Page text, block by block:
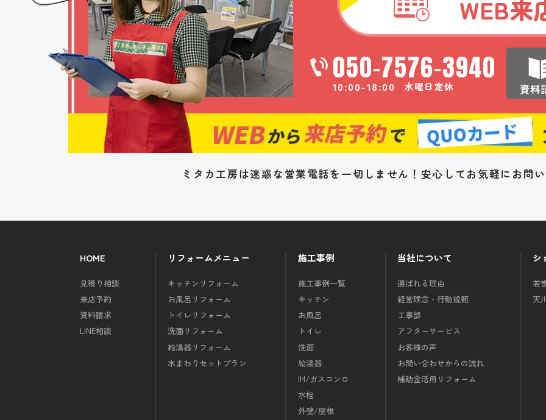
WEB来
050-7576-3940
10:00-18:00 水曜日定休 資料
ミタカ工房は迷惑な営業電話を一切しません！安心してお気軽にお問
HOME
見積り相談
来店予約
資料請求
LINE相談
リフォームメニュー
キッチンリフォーム
お風呂リフォーム
トイレリフォーム
洗面リフォーム
給湯器リフォーム
水まわりセットプラン
施工事例
施工事例一覧
キッチン
お風呂
トイレ
洗面
給湯器
IH/ガスコンロ
水栓
外壁/屋根
当社について
選ばれる理由
経営理念・行動規範
工事部
アフターサービス
お客様の声
お問い合わせからの流れ
補助金活用リフォーム
シ
若
天